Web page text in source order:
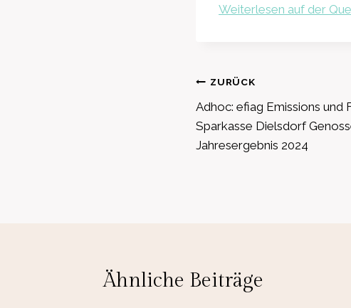
Weiterlesen auf der
Beitragsnavigation
ZURÜCK
Adhoc: efiag Emissions und
Sparkasse Dielsdorf
Jahresergebnis 2024
Ähnliche Beiträge